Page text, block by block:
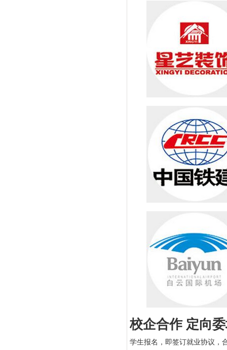
校企合作 定向
学生报名，即签订就业协议，